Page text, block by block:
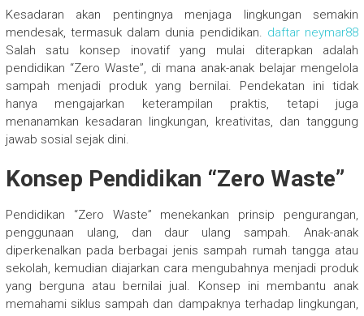
Kesadaran akan pentingnya menjaga lingkungan semakin
mendesak, termasuk dalam dunia pendidikan. daftar neymar88
Salah satu konsep inovatif yang mulai diterapkan adalah
pendidikan “Zero Waste”, di mana anak-anak belajar mengelola
sampah menjadi produk yang bernilai. Pendekatan ini tidak
hanya mengajarkan keterampilan praktis, tetapi juga
menanamkan kesadaran lingkungan, kreativitas, dan tanggung
jawab sosial sejak dini.
Konsep Pendidikan “Zero Waste”
Pendidikan “Zero Waste” menekankan prinsip pengurangan,
penggunaan ulang, dan daur ulang sampah. Anak-anak
diperkenalkan pada berbagai jenis sampah rumah tangga atau
sekolah, kemudian diajarkan cara mengubahnya menjadi produk
yang berguna atau bernilai jual. Konsep ini membantu anak
memahami siklus sampah dan dampaknya terhadap lingkungan,